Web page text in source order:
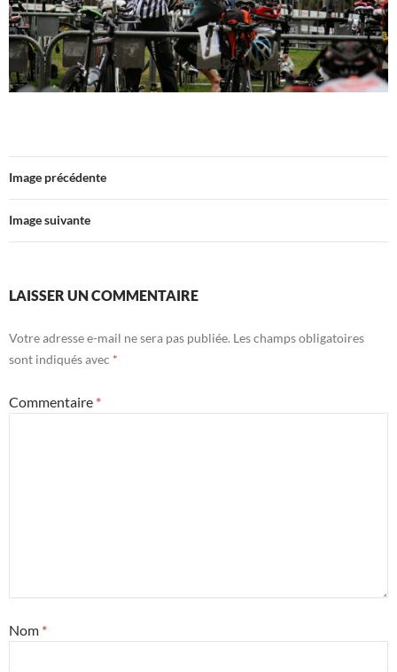
Image précédente
Image suivante
LAISSER UN COMMENTAIRE
Votre adresse e-mail ne sera pas publiée. Les champs obligatoires
sont indiqués avec *
Commentaire *
Nom *